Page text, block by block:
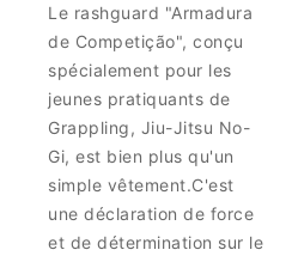
Le rashguard "Armadura
de Competição", conçu
spécialement pour les
jeunes pratiquants de
Grappling, Jiu-Jitsu No-
Gi, est bien plus qu'un
simple vêtement.C'est
une déclaration de force
et de détermination sur le